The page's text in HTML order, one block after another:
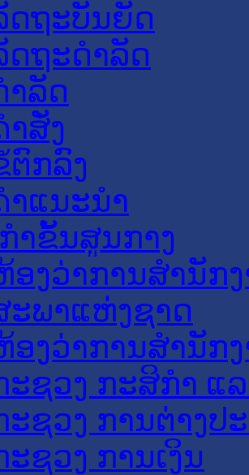
ດຖະບັນຍັດ
ດຖະດໍາລັດ
າລັດ
າສັ່ງ
ຕົກລົງ
າແນະນໍາ
າຂັ້ນສູນກາງ
ອງວ່າການສໍານັກ
ະພາແຫ່ງຊາດ
ອງວ່າການສຳນັກ
ະຊວງ ກະສິກຳ ແ
ະຊວງ ການຕ່າງປ
ະຊວງ ການເງິນ